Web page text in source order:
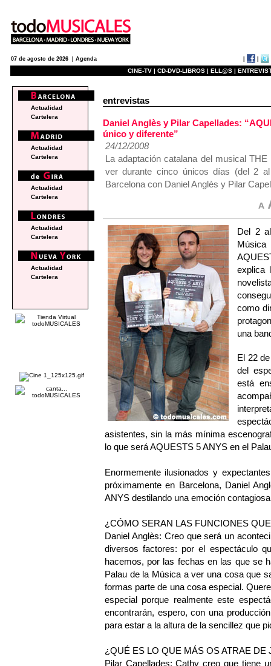
07 de agosto de 2026 | Agenda
CINE-TV | CD-DVD-LIBROS | ELL@S |
entrevistas
Daniel Anglès y Pilar Capellades:
único y diferente”
24/12/2008
La adaptación catalana del musical
ver durante cinco únicos días (del 2
Barcelona con Daniel Anglès y Pilar
Del 2
Música
explica
como
una
El 22
del
está
asistentes, sin la más mínima
lo que será AQUESTS 5 ANYS en el
Enormemente ilusionados y
próximamente en Barcelona, Daniel
ANYS destilando una emoción
¿CÓMO SERAN LAS FUNCIONES
Daniel Anglès: Creo que será un
diversos factores: por el espectáculo
hacemos, por las fechas en las que se
Palau de la Música a ver una cosa que
formas parte de una cosa especial.
especial porque realmente este
encontrarán, espero, con una
para estar a la altura de la sencillez que
¿QUÉ ES LO QUE MÁS OS ATRAE
Pilar Capellades: Cathy creo que tiene
Actualidad
Cartelera
Actualidad
Cartelera
Actualidad
Cartelera
Actualidad
Cartelera
Actualidad
Cartelera